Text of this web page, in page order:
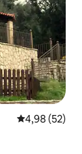
Note
4,98 (52)